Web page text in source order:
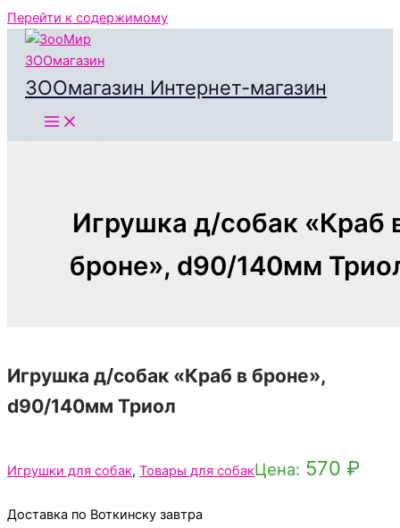
Перейти к содержимому
ЗООмагазин Интернет-магазин
Игрушка д/собак «Краб
броне», d90/140мм
Игрушка д/собак «Краб в броне»,
d90/140мм Триол
Игрушки для собак, Товары для собакЦена: 570 ₽
Доставка по Воткинску завтра